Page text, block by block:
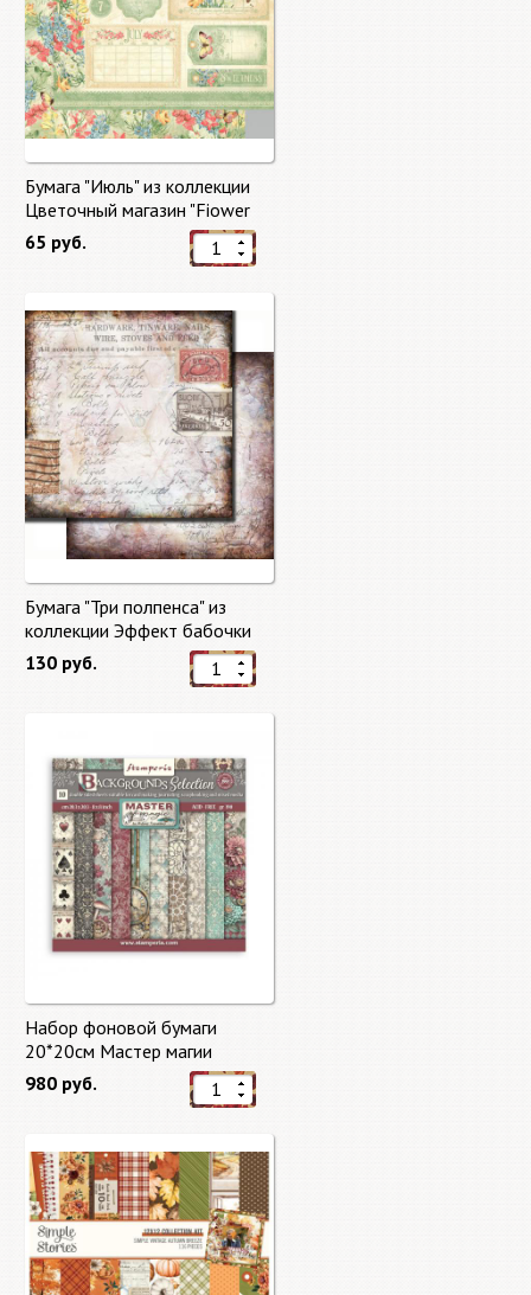
Бумага "Июль" из коллекции
Цветочный магазин "Fiower
Market"
65 руб.
Бумага "Три полпенса" из
коллекции Эффект бабочки
"Butterfly Effect"
130 руб.
Набор фоновой бумаги
20*20см Мастер магии
"Master of Magic" 10 листов +
бонус от Stamperia
980 руб.